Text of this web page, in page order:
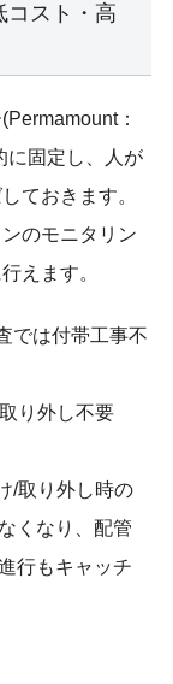
コスト・高
：
に固定し、人が
ておきます。
のモニタリン
えます。
では付帯工事不
り外し不要
/取り外し時の
くなり、配管
行もキャッチ